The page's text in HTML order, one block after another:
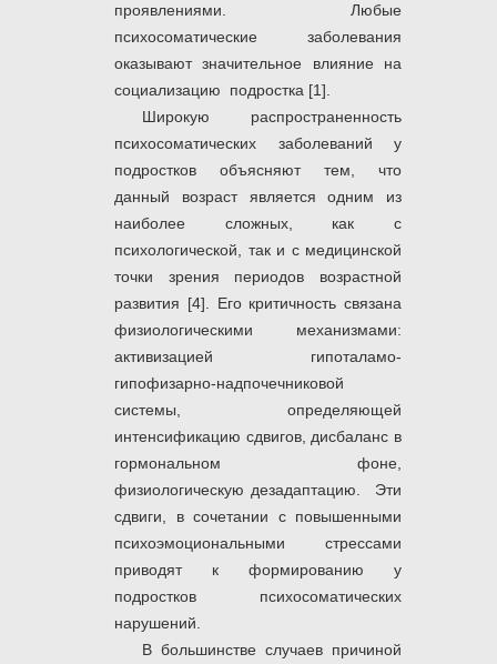
проявлениями. Любые
психосоматические заболевания
оказывают значительное влияние на
социализацию подростка [1].
Широкую распространенность
психосоматических заболеваний у
подростков объясняют тем, что
данный возраст является одним из
наиболее сложных, как с
психологической, так и с медицинской
точки зрения периодов возрастной
развития [4]. Его критичность связана
физиологическими механизмами:
активизацией гипоталамо-
гипофизарно-надпочечниковой
системы, определяющей
интенсификацию сдвигов, дисбаланс в
гормональном фоне,
физиологическую дезадаптацию. Эти
сдвиги, в сочетании с повышенными
психоэмоциональными стрессами
приводят к формированию у
подростков психосоматических
нарушений.
В большинстве случаев причиной